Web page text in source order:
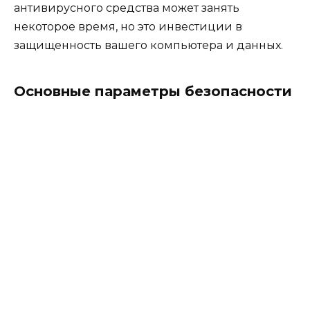
антивирусного средства может занять
некоторое время, но это инвестиции в
защищенность вашего компьютера и данных.
Основные параметры безопасности